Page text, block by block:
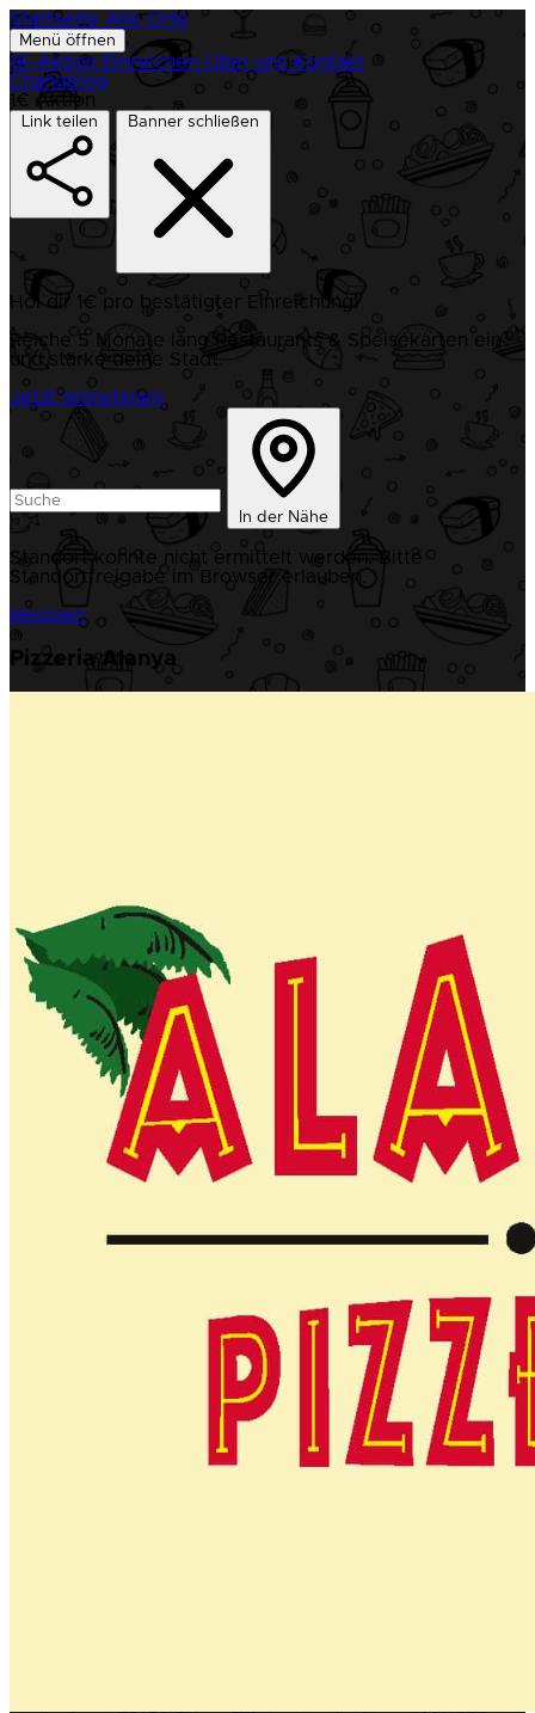
Startseite Alle Orte
Menü öffnen
1€-Aktion Einreichen Über uns Kontakt
Changelog
1€ Aktion
Link teilen Banner schließen
Hol dir 1€ pro bestätigter Einreichung!
Reiche 5 Monate lang Restaurants & Speisekarten ein
und stärke deine Stadt.
Jetzt teilnehmen
In der Nähe
Standort konnte nicht ermittelt werden. Bitte
Standortfreigabe im Browser erlauben.
Meppen
Pizzeria Alanya